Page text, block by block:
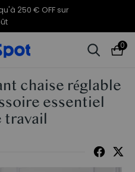
250 € OFF sur
0
chaise réglable
essentiel
travail